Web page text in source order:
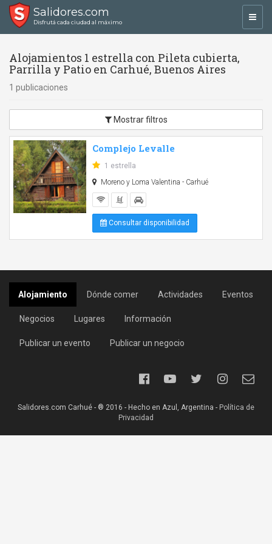
Salidores.com
Disfrutá cada ciudad al máximo
Alojamientos 1 estrella con Pileta cubierta,
Parrilla y Patio en Carhué, Buenos Aires
1 publicaciones
Mostrar filtros
Complejo Levalle
1 estrella
Moreno y Loma Valentina - Carhué
Consultar disponibilidad
Alojamiento Dónde comer Actividades Eventos
Negocios Lugares Información
Publicar un evento Publicar un negocio
Salidores.com Carhué - ® 2016 - Hecho en Azul, Argentina - Política de
Privacidad